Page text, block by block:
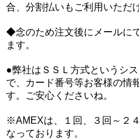
合、分割払いもご利用いただ
◆念のため注文後にメールに
ます。
●弊社はＳＳＬ方式というシ
で、カード番号等お客様の情
す。ご安心くださいね。
※AMEXは、１回、３回～２
なっております。